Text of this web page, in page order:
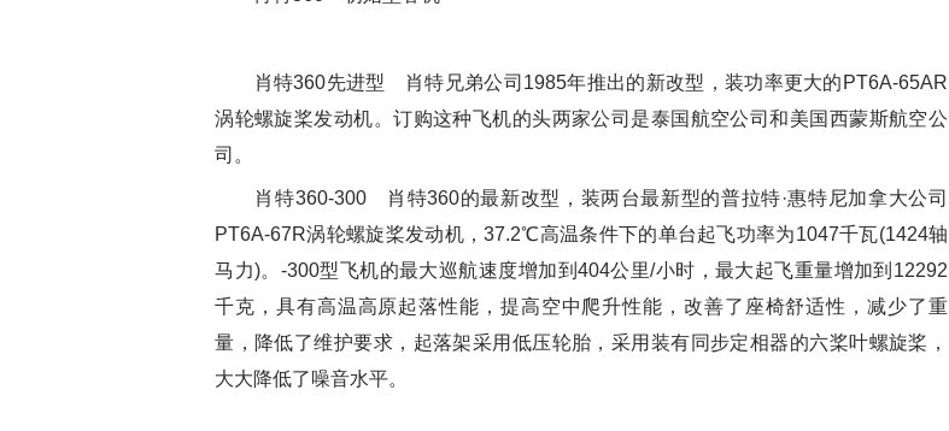
肖特360先进型 肖特兄弟公司1985年推出的新改型，装功率更大的PT6A-65AR
涡轮螺旋桨发动机。订购这种飞机的头两家公司是泰国航空公司和美国西蒙斯航空公
司。
肖特360-300 肖特360的最新改型，装两台最新型的普拉特·惠特尼加拿大公司
PT6A-67R涡轮螺旋桨发动机，37.2℃高温条件下的单台起飞功率为1047千瓦(1424轴
马力)。-300型飞机的最大巡航速度增加到404公里/小时，最大起飞重量增加到12292
千克，具有高温高原起落性能，提高空中爬升性能，改善了座椅舒适性，减少了重
量，降低了维护要求，起落架采用低压轮胎，采用装有同步定相器的六桨叶螺旋桨，
大大降低了噪音水平。